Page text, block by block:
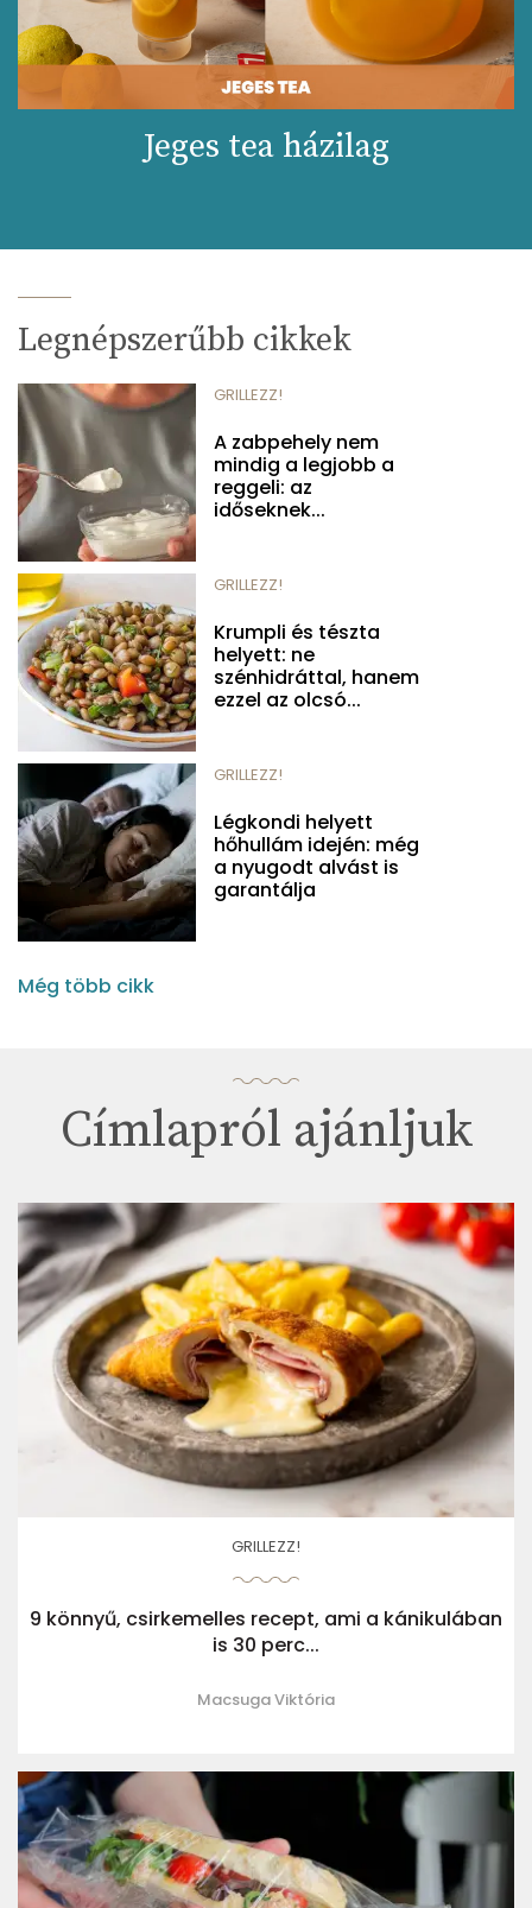
Jeges tea házilag
Legnépszerűbb cikkek
GRILLEZZ!
A zabpehely nem
mindig a legjobb a
reggeli: az
időseknek...
GRILLEZZ!
Krumpli és tészta
helyett: ne
szénhidráttal, hanem
ezzel az olcsó...
GRILLEZZ!
Légkondi helyett
hőhullám idején: még
a nyugodt alvást is
garantálja
Még több cikk
Címlapról ajánljuk
GRILLEZZ!
9 könnyű, csirkemelles recept, ami a kánikulában
is 30 perc...
Macsuga Viktória